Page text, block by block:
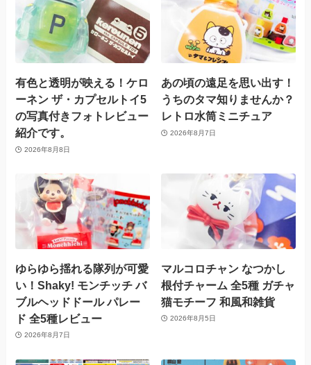
有色と透明が映える！ケロ
ーネン ザ・カプセルトイ5
の写真付きフォトレビュー
紹介です。
2026年8月8日
あの頃の遠足を思い出す！
うちのタマ知りませんか？
レトロ水筒ミニチュア
2026年8月7日
ゆらゆら揺れる隊列が可愛
い！Shaky! モンチッチ バ
ブルヘッドドール パレー
ド 全5種レビュー
2026年8月7日
マルコロチャン なつかし
根付チャーム 全5種 ガチャ
猫モチーフ 和風和雑貨
2026年8月5日